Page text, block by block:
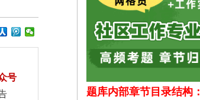
号
题库内部章节目录结构：